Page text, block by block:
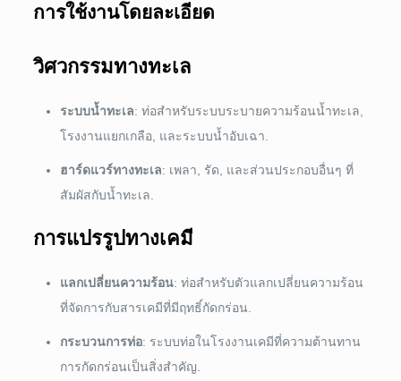
การใช้งานโดยละเอียด
วิศวกรรมทางทะเล
ระบบน้ำทะเล: ท่อสำหรับระบบระบายความร้อนน้ำทะเล,
โรงงานแยกเกลือ, และระบบน้ำอับเฉา.
ฮาร์ดแวร์ทางทะเล: เพลา, รัด, และส่วนประกอบอื่นๆ ที่
สัมผัสกับน้ำทะเล.
การแปรรูปทางเคมี
แลกเปลี่ยนความร้อน: ท่อสำหรับตัวแลกเปลี่ยนความร้อน
ที่จัดการกับสารเคมีที่มีฤทธิ์กัดกร่อน.
กระบวนการท่อ: ระบบท่อในโรงงานเคมีที่ความต้านทาน
การกัดกร่อนเป็นสิ่งสำคัญ.